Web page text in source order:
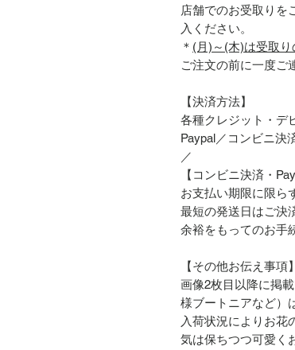
店舗でのお受取り
入ください。
＊ (月)～(木)は受取り
ご注文の前に一度ご
【決済方法】
各種クレジット・デ
Paypal／コンビニ決
／
【コンビニ決済・
お支払い期限に限ら
最短の発送日はご決
余裕をもってのお手
【その他お伝え事項】
画像2枚目以降に掲
様ブートニアなど）
入荷状況によりお花
気は保ちつつ可愛く